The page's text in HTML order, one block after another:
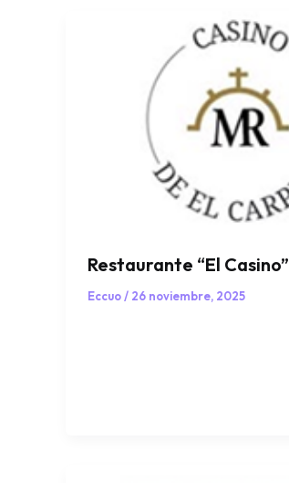
Restaurante “El Casino”
Eccuo / 26 noviembre, 2025